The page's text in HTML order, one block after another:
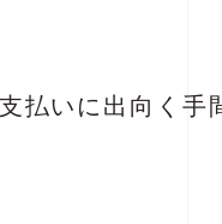
払いに出向く手